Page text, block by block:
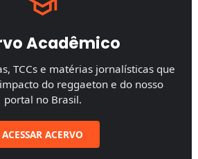
Acadêmico
TCCs e matérias jornalísticas que
do reggaeton e do nosso
portal no Brasil.
ACESSAR ACERVO